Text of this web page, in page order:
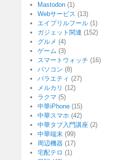
Mastodon (1)
Webサービス (13)
エイプリルフール (1)
ガジェット関連 (152)
グルメ (4)
ゲーム (3)
スマートウォッチ (16)
パソコン (8)
バラエティ (27)
メルカリ (12)
ラクマ (5)
中華iPhone (15)
中華スマホ (42)
中華タブ入門講座 (2)
中華端末 (99)
周辺機器 (17)
宅配テロ (1)